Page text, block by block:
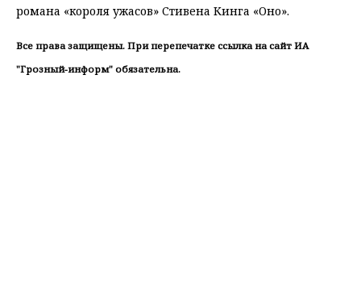
романа «короля ужасов» Стивена Кинга «Оно».
Все права защищены. При перепечатке ссылка на сайт ИА
"Грозный-информ" обязательна.